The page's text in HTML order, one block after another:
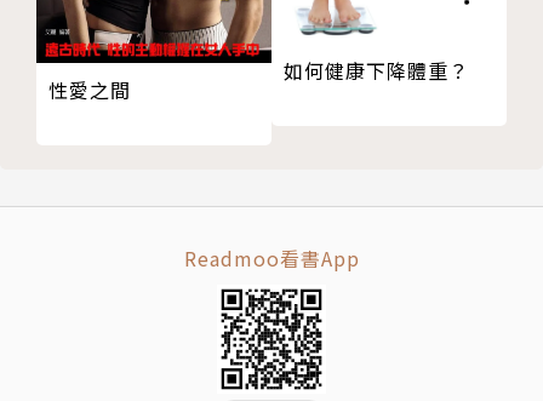
許中華
致力中西整合醫學，期許把病人的病看好，把學生教
國立陽明交通大學傳統醫藥研究所暨中醫系教授
財團法人臺東縣私立芸生社會福利慈善基金會董事長
後記 早已寫好的樂章奇幻不可思議
版權頁
性愛之間
如何健康下降體重？
Readmoo看書App